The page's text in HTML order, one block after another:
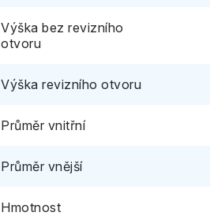
Výška bez revizního
otvoru
Výška revizního otvoru
Průměr vnitřní
Průměr vnější
Hmotnost